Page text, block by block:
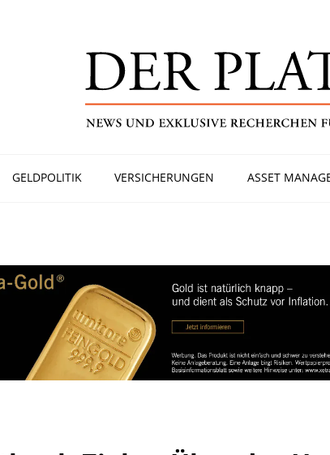
GELDPOLITIK VERSICHERUNGEN ASSET